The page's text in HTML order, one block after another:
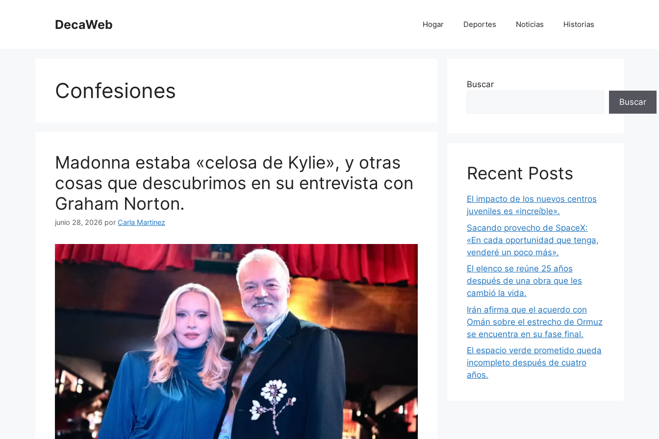
DecaWeb Hogar Deportes Noticias Historias
Confesiones
Madonna estaba «celosa de Kylie», y otras
cosas que descubrimos en su entrevista con
Graham Norton.
junio 28, 2026 por Carla Martinez
Buscar
Buscar
Recent Posts
El impacto de los nuevos centros
juveniles es «increíble».
Sacando provecho de SpaceX:
«En cada oportunidad que tenga,
venderé un poco más».
El elenco se reúne 25 años
después de una obra que les
cambió la vida.
Irán afirma que el acuerdo con
Omán sobre el estrecho de Ormuz
se encuentra en su fase final.
El espacio verde prometido queda
incompleto después de cuatro
años.